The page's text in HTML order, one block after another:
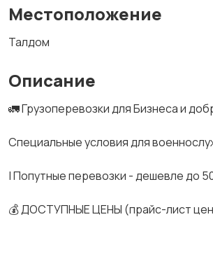
Местоположение
Талдом
Описание
🚛 Грузоперевозки для Бизнеса и
Спeциальные услoвия для
| Попутные перевозки - дешевле до
💰 ДОСТУПНЫЕ ЦЕНЫ (прайс-лист